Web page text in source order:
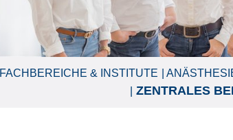
FACHBEREICHE & INSTITUTE
ZENTRALES